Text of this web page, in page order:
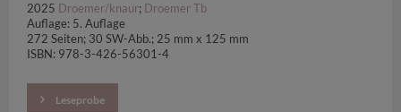
2025 Droemer/knaur; Droemer Tb
Auflage: 5. Auflage
272 Seiten; 30 SW-Abb.; 25 mm x 125 mm
ISBN: 978-3-426-56301-4
Leseprobe